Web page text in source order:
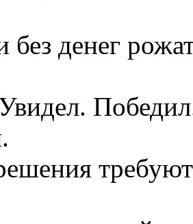
денег